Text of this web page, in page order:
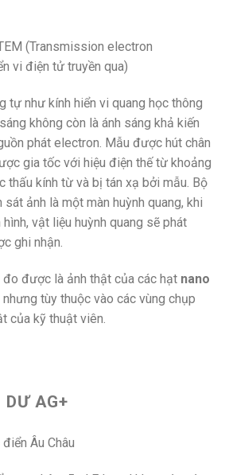
(Transmission electron
vi điện tử truyền qua)
tự như kính hiển vi quang học thông
không còn là ánh sáng khả kiến
phát electron. Mẫu được hút chân
gia tốc với hiệu điện thế từ khoảng
thấu kính từ và bị tán xạ bởi mẫu. Bộ
sát ảnh là một màn huỳnh quang, khi
vật liệu huỳnh quang sẽ phát
ghi nhận.
được là ảnh thật của các hạt nano
tùy thuộc vào các vùng chụp
của kỹ thuật viên.
AG+
Âu Châu